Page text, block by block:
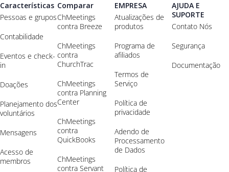
Características
Pessoas e grupos
Contabilidade
Eventos e check-
in
Doações
Planejamento dos
voluntários
Mensagens
Acesso de
membros
Comparar
ChMeetings
contra Breeze
ChMeetings
contra
ChurchTrac
ChMeetings
contra Planning
Center
ChMeetings
contra
QuickBooks
ChMeetings
contra Servant
EMPRESA
Atualizações de
produtos
Programa de
afiliados
Termos de
Serviço
Política de
privacidade
Adendo de
Processamento
de Dados
Política de
AJUDA E
SUPORTE
Contato Nós
Segurança
Documentação